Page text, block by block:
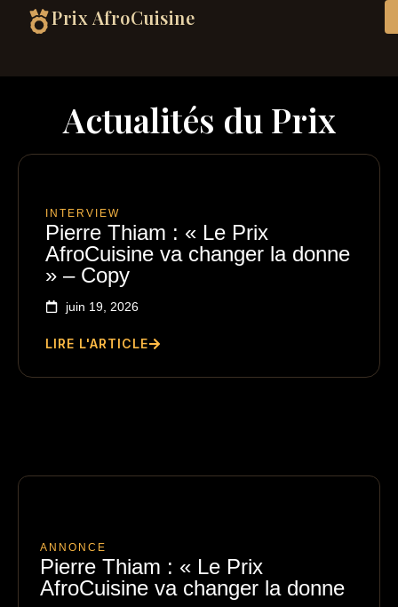
Prix AfroCuisine
Actualités du Prix
INTERVIEW
Pierre Thiam : « Le Prix
AfroCuisine va changer la donne
» – Copy
juin 19, 2026
LIRE L'ARTICLE
ANNONCE
Pierre Thiam : « Le Prix
AfroCuisine va changer la donne